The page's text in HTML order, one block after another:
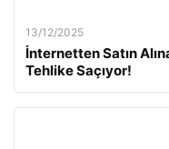
13/12/2025
İnternetten Satın
Tehlike Saçıyor!